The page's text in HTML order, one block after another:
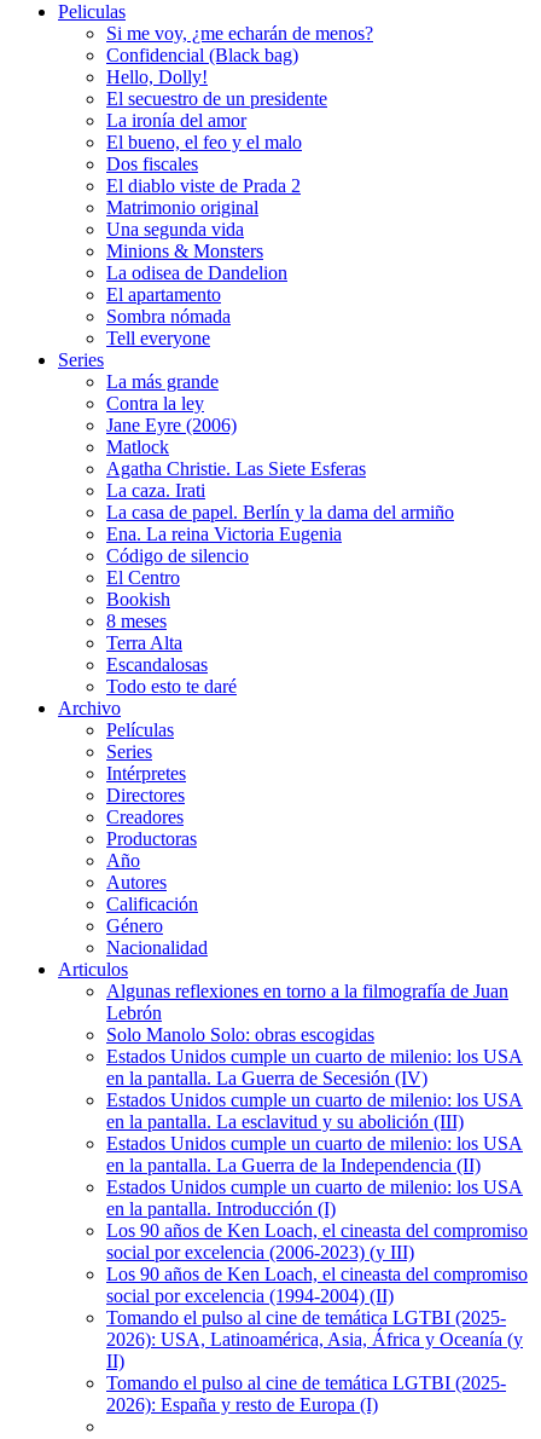
Peliculas
Si me voy, ¿me echarán de menos?
Confidencial (Black bag)
Hello, Dolly!
El secuestro de un presidente
La ironía del amor
El bueno, el feo y el malo
Dos fiscales
El diablo viste de Prada 2
Matrimonio original
Una segunda vida
Minions & Monsters
La odisea de Dandelion
El apartamento
Sombra nómada
Tell everyone
Series
La más grande
Contra la ley
Jane Eyre (2006)
Matlock
Agatha Christie. Las Siete Esferas
La caza. Irati
La casa de papel. Berlín y la dama del armiño
Ena. La reina Victoria Eugenia
Código de silencio
El Centro
Bookish
8 meses
Terra Alta
Escandalosas
Todo esto te daré
Archivo
Películas
Series
Intérpretes
Directores
Creadores
Productoras
Año
Autores
Calificación
Género
Nacionalidad
Articulos
Algunas reflexiones en torno a la filmografía de Juan
Lebrón
Solo Manolo Solo: obras escogidas
Estados Unidos cumple un cuarto de milenio: los USA
en la pantalla. La Guerra de Secesión (IV)
Estados Unidos cumple un cuarto de milenio: los USA
en la pantalla. La esclavitud y su abolición (III)
Estados Unidos cumple un cuarto de milenio: los USA
en la pantalla. La Guerra de la Independencia (II)
Estados Unidos cumple un cuarto de milenio: los USA
en la pantalla. Introducción (I)
Los 90 años de Ken Loach, el cineasta del compromiso
social por excelencia (2006-2023) (y III)
Los 90 años de Ken Loach, el cineasta del compromiso
social por excelencia (1994-2004) (II)
Tomando el pulso al cine de temática LGTBI (2025-
2026): USA, Latinoamérica, Asia, África y Oceanía (y
II)
Tomando el pulso al cine de temática LGTBI (2025-
2026): España y resto de Europa (I)